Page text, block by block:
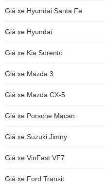
Giá xe Hyundai Santa Fe
Giá xe Hyundai
Giá xe Kia Sorento
Giá xe Mazda 3
Giá xe Mazda CX-5
Giá xe Porsche Macan
Giá xe Suzuki Jimny
Giá xe VinFast VF7
Giá xe Ford Transit